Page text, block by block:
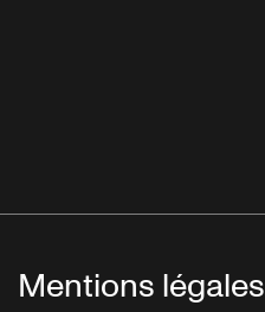
Mentions légales